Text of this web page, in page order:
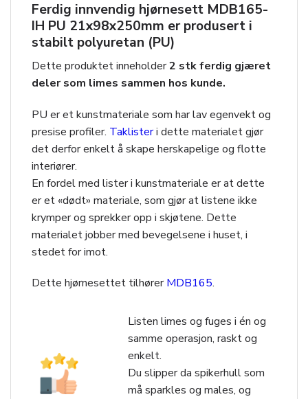
Ferdig innvendig hjørnesett MDB165-
IH PU 21x98x250mm er produsert i
stabilt polyuretan (PU)
Dette produktet inneholder2 stk ferdig gjæret
deler som limes sammen hos kunde.
PU er et kunstmateriale som har lav egenvekt og
presise profiler. Taklisteri dette materialet gjør
det derfor enkelt å skape herskapelige og flotte
interiører.
En fordel med lister i kunstmateriale er at dette
er et «dødt» materiale, som gjør at listene ikke
krymper og sprekker opp i skjøtene. Dette
materialet jobber med bevegelsene i huset, i
stedet for imot.
Dette hjørnesettet tilhørerMDB165.
Listen limes og fuges i én og
samme operasjon, raskt og
enkelt.
Du slipper da spikerhull som
må sparkles og males, og